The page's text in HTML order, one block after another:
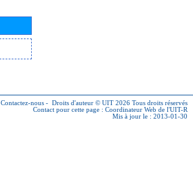
Contactez-nous - Droits d'auteur © UIT 2026 Tous droits réservés
Contact pour cette page : Coordinateur Web de l'UIT-R
Mis à jour le : 2013-01-30